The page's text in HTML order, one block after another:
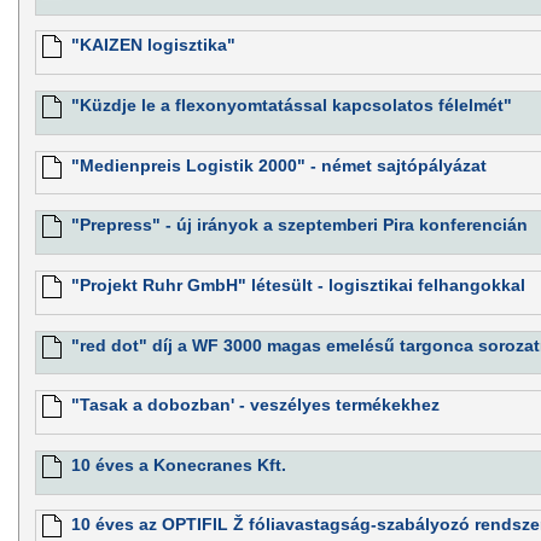
"KAIZEN logisztika"
"Küzdje le a flexonyomtatással kapcsolatos félelmét"
"Medienpreis Logistik 2000" - német sajtópályázat
"Prepress" - új irányok a szeptemberi Pira konferencián
"Projekt Ruhr GmbH" létesült - logisztikai felhangokkal
"red dot" díj a WF 3000 magas emelésű targonca
"Tasak a dobozban' - veszélyes termékekhez
10 éves a Konecranes Kft.
10 éves az OPTIFIL Ž fóliavastagság-szabályozó